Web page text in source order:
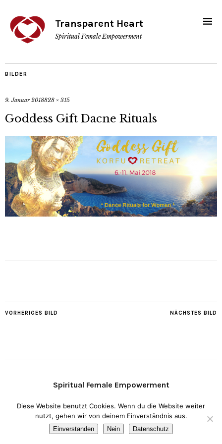
Transparent Heart
Spiritual Female Empowerment
BILDER
9. Januar 2018828 × 315
Goddess Gift Dacne Rituals
NÄCHSTES BILD
VORHERIGES BILD
Spiritual Female Empowerment
Copyright © 2020 Transparent Heart. Impressum Datenschutz
Diese Website benutzt Cookies. Wenn du die Website weiter
nutzt, gehen wir von deinem Einverständnis aus.
Einverstanden Nein Datenschutz